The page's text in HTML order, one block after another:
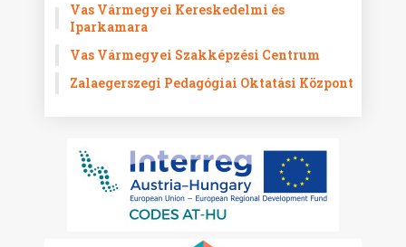
Vas Vármegyei Kereskedelmi és
Iparkamara
Vas Vármegyei Szakképzési Centrum
Zalaegerszegi Pedagógiai Oktatási Központ